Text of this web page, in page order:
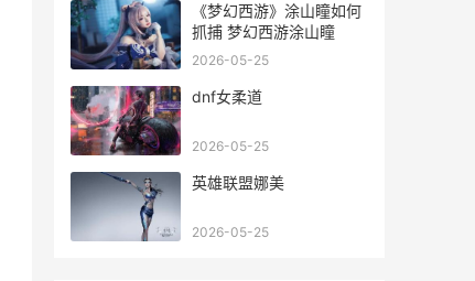
《梦幻西游》涂山瞳如何
抓捕 梦幻西游涂山瞳
2026-05-25
dnf女柔道
2026-05-25
英雄联盟娜美
2026-05-25